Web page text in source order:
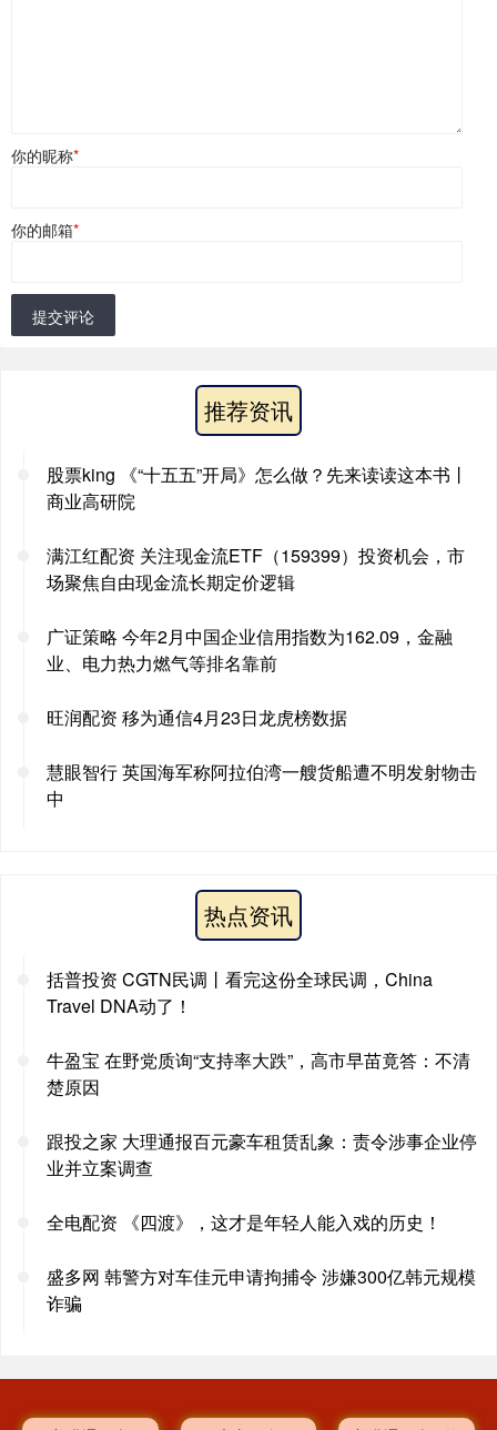
你的昵称*
你的邮箱*
提交评论
推荐资讯
股票king 《“十五五”开局》怎么做？先来读读这本书丨
商业高研院
满江红配资 关注现金流ETF（159399）投资机会，市
场聚焦自由现金流长期定价逻辑
广证策略 今年2月中国企业信用指数为162.09，金融
业、电力热力燃气等排名靠前
旺润配资 移为通信4月23日龙虎榜数据
慧眼智行 英国海军称阿拉伯湾一艘货船遭不明发射物击
中
热点资讯
括普投资 CGTN民调丨看完这份全球民调，China
Travel DNA动了！
牛盈宝 在野党质询“支持率大跌”，高市早苗竟答：不清
楚原因
跟投之家 大理通报百元豪车租赁乱象：责令涉事企业停
业并立案调查
全电配资 《四渡》，这才是年轻人能入戏的历史！
盛多网 韩警方对车佳元申请拘捕令 涉嫌300亿韩元规模
诈骗